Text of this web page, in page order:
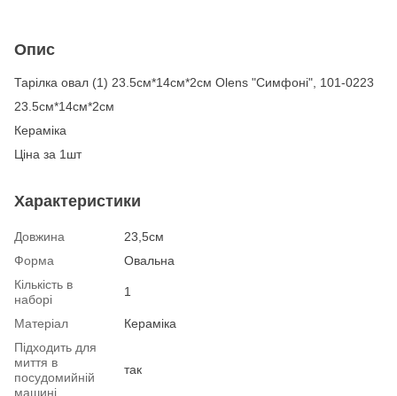
Опис
Тарілка овал (1) 23.5см*14см*2см Olens "Симфоні", 101-0223
23.5см*14см*2см
Кераміка
Ціна за 1шт
Характеристики
Довжина
23,5см
Форма
Овальна
Кількість в
наборі
1
Матеріал
Кераміка
Підходить для
миття в
посудомийній
машині
так